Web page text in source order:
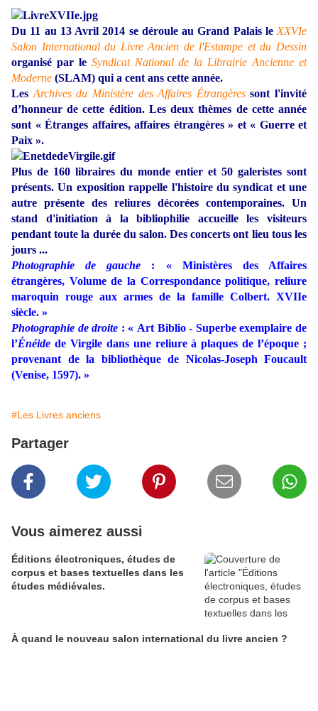
Du 11 au 13 Avril 2014 se déroule au Grand Palais le XXVIe
Salon International du Livre Ancien de l'Estampe et du Dessin
organisé par le Syndicat National de la Librairie Ancienne et
Moderne (SLAM) qui a cent ans cette année.
Les Archives du Ministère des Affaires Étrangères sont l'invité
d’honneur de cette édition. Les deux thèmes de cette année
sont « Étranges affaires, affaires étrangères » et « Guerre et
Paix ».
Plus de 160 libraires du monde entier et 50 galeristes sont
présents. Un exposition rappelle l'histoire du syndicat et une
autre présente des reliures décorées contemporaines. Un
stand d'initiation à la bibliophilie accueille les visiteurs
pendant toute la durée du salon. Des concerts ont lieu tous les
jours ...
Photographie de gauche : « Ministères des Affaires
étrangères, Volume de la Correspondance politique, reliure
maroquin rouge aux armes de la famille Colbert. XVIIe
siècle. »
Photographie de droite : « Art Biblio - Superbe exemplaire de
l’Énéide de Virgile dans une reliure à plaques de l’époque ;
provenant de la bibliothèque de Nicolas-Joseph Foucault
(Venise, 1597). »
#Les Livres anciens
Partager
Vous aimerez aussi
Éditions électroniques, études de
corpus et bases textuelles dans les
études médiévales.
À quand le nouveau salon international du livre ancien ?